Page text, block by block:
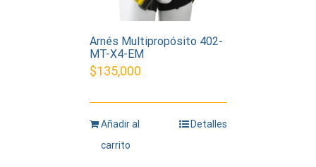
Arnés Multipropósito 402-
MT-X4-EM
$135,000
Añadir al
carrito
Detalles